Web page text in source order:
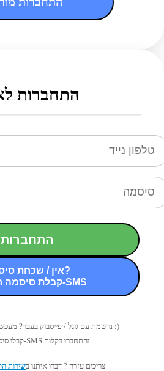
התחברות
התחברות
אין / שכחת סיסמה?
קבלת סיסמה חדשה ב-SMS
נרשמת עם גוגל / פייסבוק בעבר? מעכשיו מתחברים עם טלפון :)
קבלו סיסמה חדשה ב-SMS והתחברו בקלות.
צריכים עזרה ? דברו איתנו בשירות